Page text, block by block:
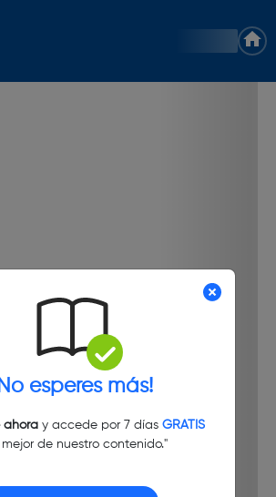
esperes más!
ahoray accede por 7 días GRATIS
de nuestro contenido."